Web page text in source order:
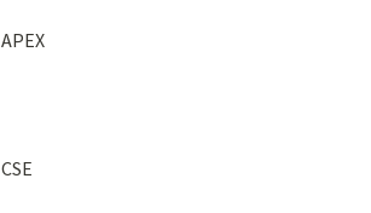
APEX
CSE